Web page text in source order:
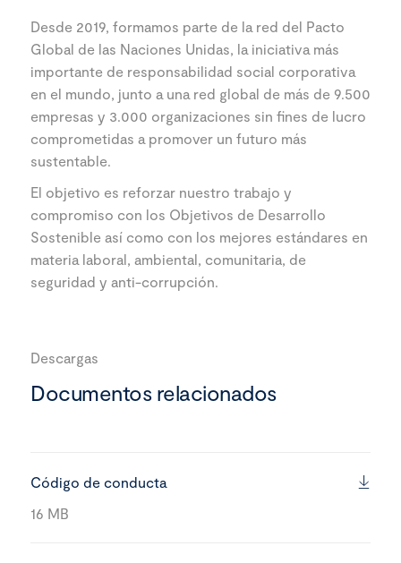
Desde 2019, formamos parte de la red del Pacto
Global de las Naciones Unidas, la iniciativa más
importante de responsabilidad social corporativa
en el mundo, junto a una red global de más de 9.500
empresas y 3.000 organizaciones sin fines de lucro
comprometidas a promover un futuro más
sustentable.
El objetivo es reforzar nuestro trabajo y
compromiso con los Objetivos de Desarrollo
Sostenible así como con los mejores estándares en
materia laboral, ambiental, comunitaria, de
seguridad y anti-corrupción.
Descargas
Documentos relacionados
Código de conducta
16 MB